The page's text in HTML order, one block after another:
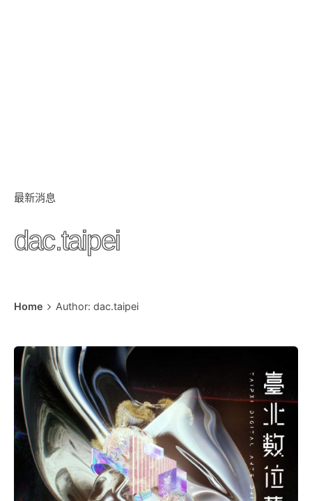
最新消息
dac.taipei
Home Author: dac.taipei